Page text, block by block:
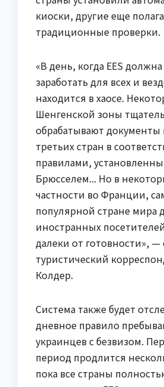
киоски, другие еще
традиционные проверки.
«В день, когда EES
заработать для всех и
находится в хаосе.
Шенгенской зоны
обрабатывают документы
третьих стран в
правилами,
Брюсселем... Но в
частности во Франции,
популярной стране мира
иностранных
далеки от готовности»,
туристический
Колдер.
Система также будет
дневное правило
украинцев с безвизом.
период продлится
пока все страны